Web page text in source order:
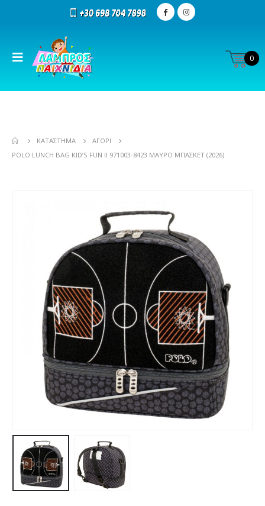
0
ΚΑΤΆΣΤΗΜΑ
ΑΓΌΡΙ
POLO LUNCH BAG KID’S FUN II 971003-8423 ΜΑΥΡΟ ΜΠΑΣΚΕΤ (2026)